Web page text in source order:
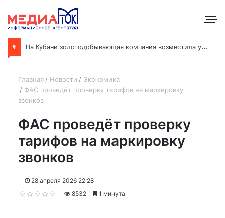
Н
а Кубани золотодобывающая компания возместила ущерб рекам на сумму почти 28 млн рублей
Главная Новости
Экономика
ФАС проведёт проверку тарифов на маркировку
звонков
ФАС проведёт проверку
тарифов на маркировку
звонков
28 апреля 2026 22:28
8532
1 минута